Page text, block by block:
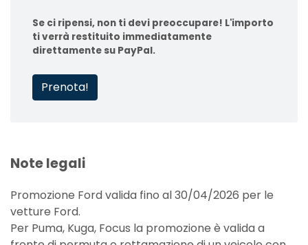
Se ci ripensi, non ti devi preoccupare! L'importo
ti verrà restituito immediatamente
direttamente su PayPal.
Prenota!
Note legali
Promozione Ford valida fino al 30/04/2026 per le
vetture Ford.
Per Puma, Kuga, Focus la promozione è valida a